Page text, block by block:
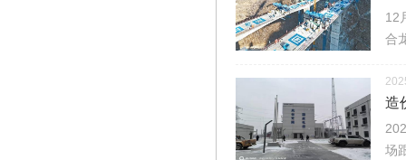
12
合
造
场